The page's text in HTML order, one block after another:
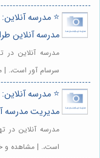
⭐️ مدرسه
مدرسه آنلاین
مدرسه آنلاین در
سرسام آور است،. |
⭐️ مدرسه
مدیریت مدرسه
مدرسه آنلاین در
است،. | مشاهده و